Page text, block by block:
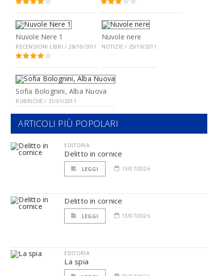
Nuvole Nere 1
RECENSIONI LIBRI / 28/10/2011
Nuvole nere
NOTIZIE / 25/10/2011
Sofia Bolognini, Alba Nuova
RUBRICHE / 31/01/2011
ARTICOLI PIÙ POPOLARI
EDITORIA
Delitto in cornice
LEGGI 13/07/2026
Delitto in cornice
LEGGI 13/07/2026
EDITORIA
La spia